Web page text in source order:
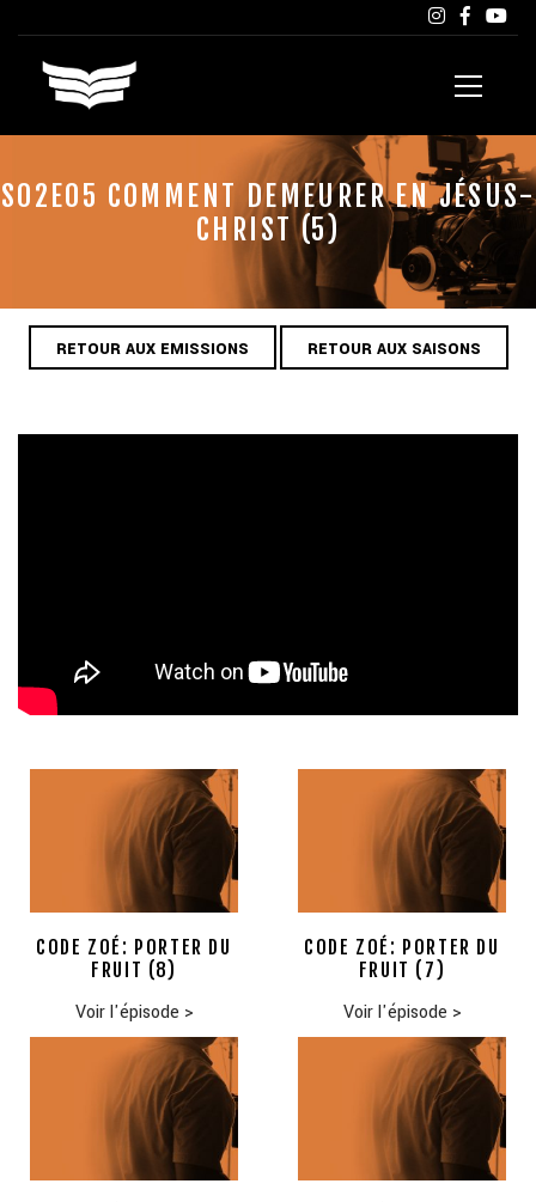
S02E05 COMMENT DEMEURER EN JÉSUS-
CHRIST (5)
RETOUR AUX EMISSIONS RETOUR AUX SAISONS
CODE ZOÉ: PORTER DU
FRUIT (8)
Voir l'épisode >
CODE ZOÉ: PORTER DU
FRUIT (7)
Voir l'épisode >